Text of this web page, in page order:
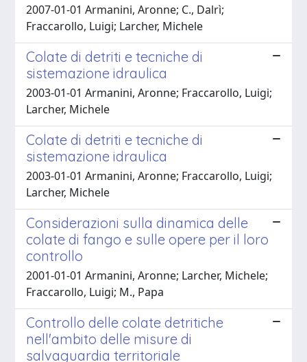
2007-01-01 Armanini, Aronne; C., Dalrì;
Fraccarollo, Luigi; Larcher, Michele
Colate di detriti e tecniche di
sistemazione idraulica
2003-01-01 Armanini, Aronne; Fraccarollo, Luigi;
Larcher, Michele
Colate di detriti e tecniche di
sistemazione idraulica
2003-01-01 Armanini, Aronne; Fraccarollo, Luigi;
Larcher, Michele
Considerazioni sulla dinamica delle
colate di fango e sulle opere per il loro
controllo
2001-01-01 Armanini, Aronne; Larcher, Michele;
Fraccarollo, Luigi; M., Papa
Controllo delle colate detritiche
nell'ambito delle misure di
salvaguardia territoriale